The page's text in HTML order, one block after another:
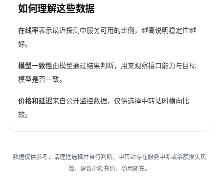
如何理解这些数据
在线率表示最近探测中服务可用的比例，越高说明稳定性越
好。
模型一致性由模型通过结果判断，用来观察接口能力与目标
模型是否一致。
价格和延迟来自公开监控数据，仅供选择中转站时横向比
较。
数据仅供参考，请理性选择并自行判断。中转站存在服务中断或余额损失风
险，建议小额充值、随用随充。